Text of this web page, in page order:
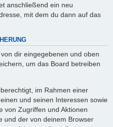
anschließend ein neu
mit dem du dann auf das
dir eingegebenen und oben
um das Board betreiben
im Rahmen einer
und seinen Interessen sowie
von Zugriffen und Aktionen
und der von deinem Browser